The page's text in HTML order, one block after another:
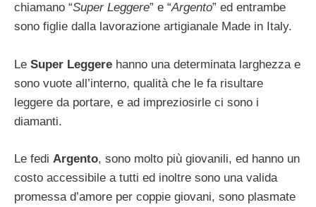
chiamano “Super Leggere” e “Argento” ed entrambe
sono figlie dalla lavorazione artigianale Made in Italy.
Le Super Leggere hanno una determinata larghezza e
sono vuote all’interno, qualità che le fa risultare
leggere da portare, e ad impreziosirle ci sono i
diamanti.
Le fedi Argento, sono molto più giovanili, ed hanno un
costo accessibile a tutti ed inoltre sono una valida
promessa d’amore per coppie giovani, sono plasmate